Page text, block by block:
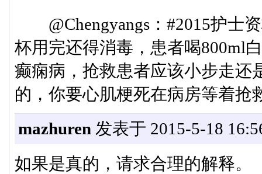
@Chengyangs：#2015护士
杯用完还得消毒，患者喝800ml
癫痫病，抢救患者应该小步走还
的，你要心肌梗死在病房等着抢
mazhuren 发表于 2015-5-18
如果是真的，请求合理的解释。